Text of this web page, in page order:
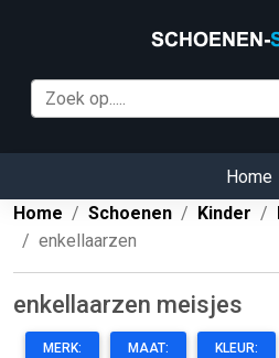
Home
Home
Schoenen Kinder
enkellaarzen
enkellaarzen meisjes
MERK: MAAT: KLEUR: